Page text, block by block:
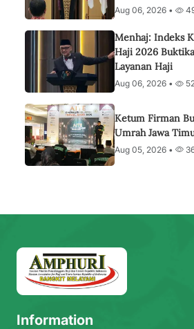
Aug 06, 2026 •
Menhaj: Indeks
Haji 2026
Layanan Haji
Aug 06, 2026 •
Ketum Firman
Umrah Jawa
Aug 05, 2026 •
Information